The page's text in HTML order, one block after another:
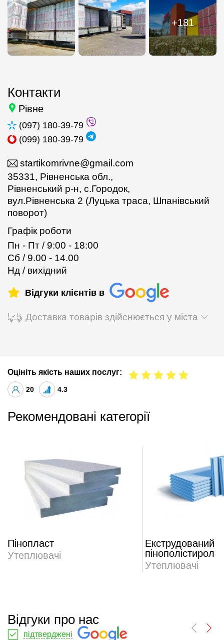
+181
Контакти
Рівне
(097) 180-39-79
(099) 180-39-79
startikomrivne@gmail.com
35331, Рівненська обл.,
Рівненський р-н, с.Городок,
вул.Рівненська 2 (Луцька траса, Шпанівський
поворот)
Графік роботи
Пн - Пт / 9:00 - 18:00
Сб / 9.00 - 14.00
Нд / вихідний
Відгуки клієнтів в
Доставка товарів здійснюється у міста
Оцініть якість наших послуг:
20 4.3
Рекомендовані категорії
Пінопласт
Утеплювачі
Екструдований
пінополістирол
Утеплювачі
Відгуки про нас
підтверджені